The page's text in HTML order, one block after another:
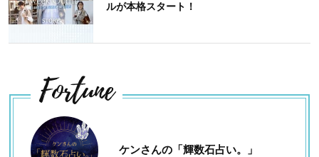
ルが本格スタート！
Fortune
ケンさんの「輝数石占い。」